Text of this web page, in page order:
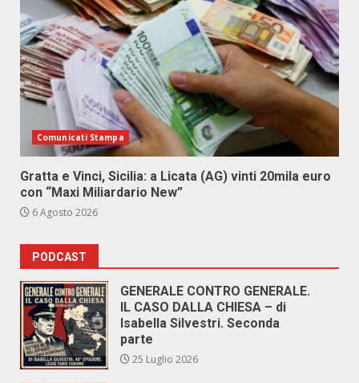
Comunicati Stampa
Gratta e Vinci, Sicilia: a Licata (AG) vinti 20mila euro
con “Maxi Miliardario New”
6 Agosto 2026
PODCAST
GENERALE CONTRO GENERALE.
IL CASO DALLA CHIESA – di
Isabella Silvestri. Seconda
parte
25 Luglio 2026